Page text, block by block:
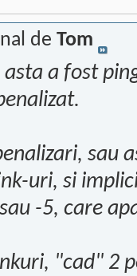
de Tom
asta a fost
sau
uri, si
-5, care
"cad" 2